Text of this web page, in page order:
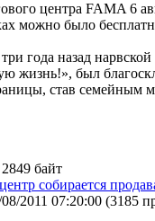
центра FAMA 6
можно было
года назад
жизнь!», был
став семейным
2849 байт
собирается
2011 07:20:00 (3185